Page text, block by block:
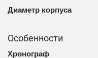
Диаметр корпуса
Особенности
Хронограф